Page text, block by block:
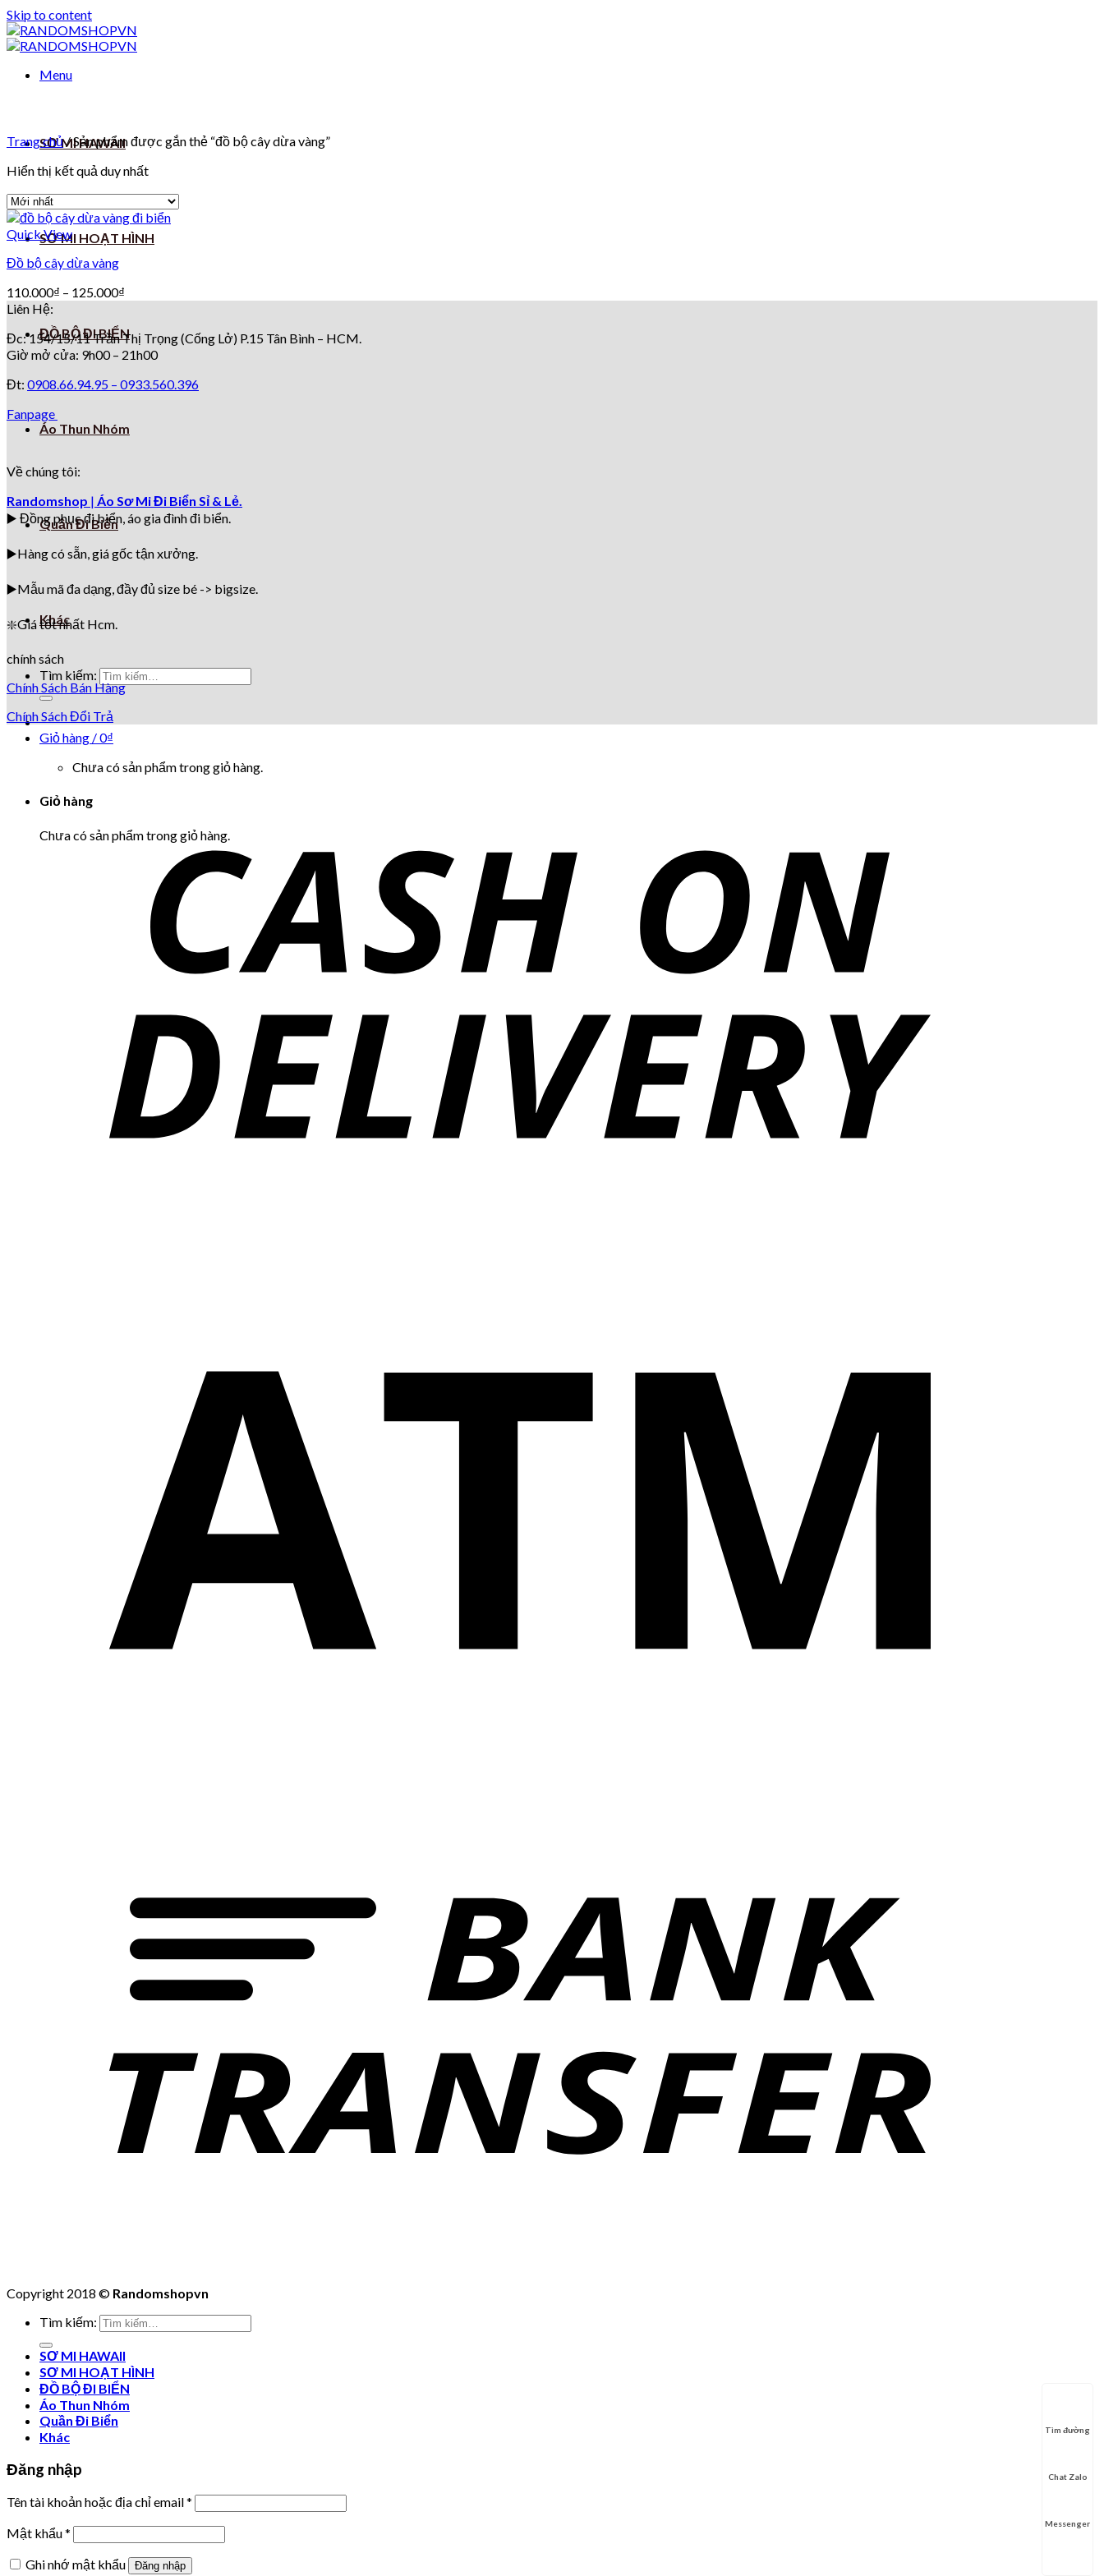
Skip to content
Menu
SƠ MI HAWAII
SƠ MI HOẠT HÌNH
ĐỒ BỘ ĐI BIỂN
Áo Thun Nhóm
Quần Đi Biển
Khác
Tìm kiếm:
Giỏ hàng /0₫
Chưa có sản phẩm trong giỏ hàng.
Giỏ hàng
Chưa có sản phẩm trong giỏ hàng.
Trang chủ/Sản phẩm được gắn thẻ “đồ bộ cây dừa vàng”
Hiển thị kết quả duy nhất
Quick View
Đồ bộ cây dừa vàng
110.000₫ – 125.000₫
Liên Hệ:
Đc: 154/15/11 Trần Thị Trọng (Cống Lở) P.15 Tân Bình – HCM.
Giờ mở cửa: 9h00 – 21h00
Đt: 0908.66.94.95 – 0933.560.396
Fanpage
Về chúng tôi:
Randomshop | Áo Sơ Mi Đi Biển Sỉ & Lẻ.
▶️ Đồng phục đi biển, áo gia đình đi biển.
▶️Hàng có sẵn, giá gốc tận xưởng.
▶️Mẫu mã đa dạng, đầy đủ size bé -> bigsize.
❇️Giá tốt nhất Hcm.
chính sách
Chính Sách Bán Hàng
Chính Sách Đổi Trả
Copyright 2018 © Randomshopvn
Tìm kiếm:
SƠ MI HAWAII
SƠ MI HOẠT HÌNH
ĐỒ BỘ ĐI BIỂN
Áo Thun Nhóm
Quần Đi Biển
Khác
Tìm đường
Chat Zalo
Messenger
Đăng nhập
Tên tài khoản hoặc địa chỉ email*
Mật khẩu*
Ghi nhớ mật khẩu
Đăng nhập